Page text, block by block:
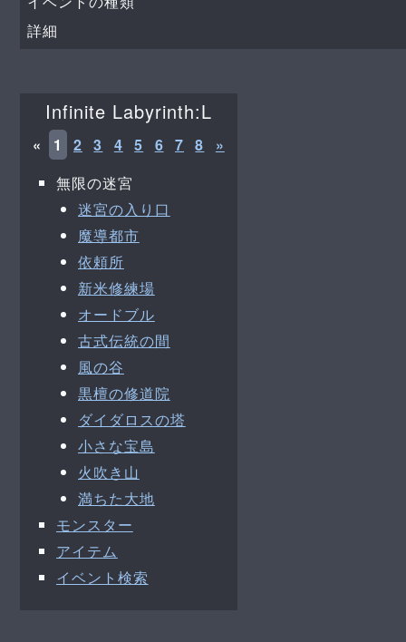
詳細
Infinite Labyrinth:L
« 1 2 3 4 5 6 7 8
»
無限の迷宮
迷宮の入り口
魔導都市
依頼所
新米修練場
オードブル
古式伝統の間
風の谷
黒檀の修道院
ダイダロスの塔
小さな宝島
火吹き山
満ちた大地
モンスター
アイテム
イベント検索